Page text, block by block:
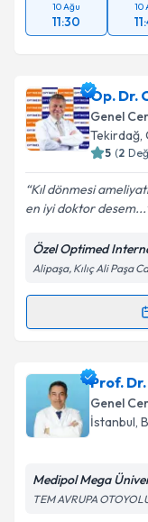
10 Ağu
11:30
10
Op. Dr.
Genel
Tekirdağ,
5 (2
Kıl dönmesi
en iyi doktor desem...
Özel Optimed
Alipaşa, Kılıç Ali Paşa
Randevu
Op. Dr. Onur
oluşturun. Size
takvim
Prof.
Genel
İstanbul,
Medipol Mega
TEM AVRUPA